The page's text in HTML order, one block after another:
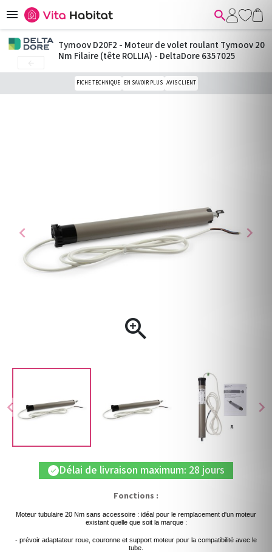
 
chevron_left chevron_right
chevron_left

chevron_right
Tymoov D20F2 - Moteur de volet roulant Tymoov 20
Nm Filaire (tête ROLLIA) - DeltaDore 6357025
FICHE TECHNIQUE EN SAVOIR PLUS AVIS CLIENT
check Délai de livraison maximum: 28 jours
Fonctions :
Moteur tubulaire 20 Nm sans accessoire : idéal pour le remplacement d'un moteur
existant quelle que soit la marque :
- prévoir adaptateur roue, couronne et support moteur pour la compatibilité avec le
tube.